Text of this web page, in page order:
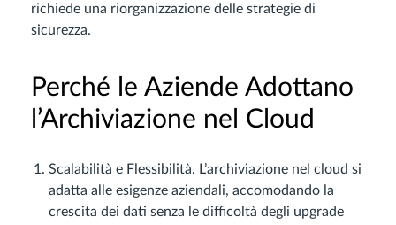
richiede una riorganizzazione delle strategie di
sicurezza.
Perché le Aziende Adottano
l’Archiviazione nel Cloud
Scalabilità e Flessibilità. L’archiviazione nel cloud si
adatta alle esigenze aziendali, accomodando la
crescita dei dati senza le difficoltà degli upgrade